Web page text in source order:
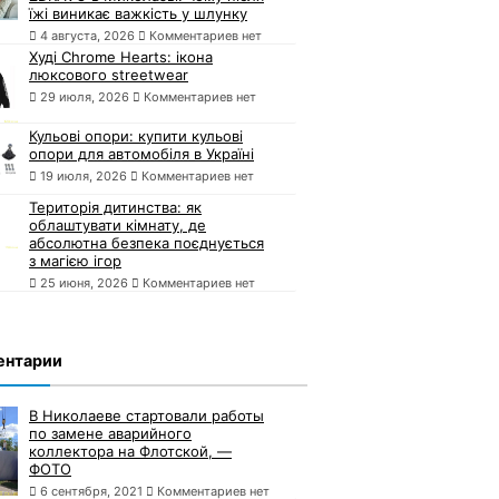
їжі виникає важкість у шлунку
4 августа, 2026 Комментариев нет
Худі Chrome Hearts: ікона
люксового streetwear
29 июля, 2026 Комментариев нет
Кульові опори: купити кульові
опори для автомобіля в Україні
19 июля, 2026 Комментариев нет
Територія дитинства: як
облаштувати кімнату, де
абсолютна безпека поєднується
з магією ігор
25 июня, 2026 Комментариев нет
В Николаеве стартовали работы
по замене аварийного
коллектора на Флотской, —
ФОТО
6 сентября, 2021 Комментариев нет